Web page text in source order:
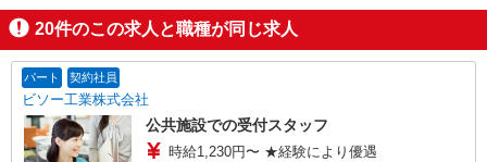
20件のこの求人と職種が同じ求人
パート 契約社員
ビソー工業株式会社
公共施設での受付スタッフ
時給1,230円〜 ★経験により優遇